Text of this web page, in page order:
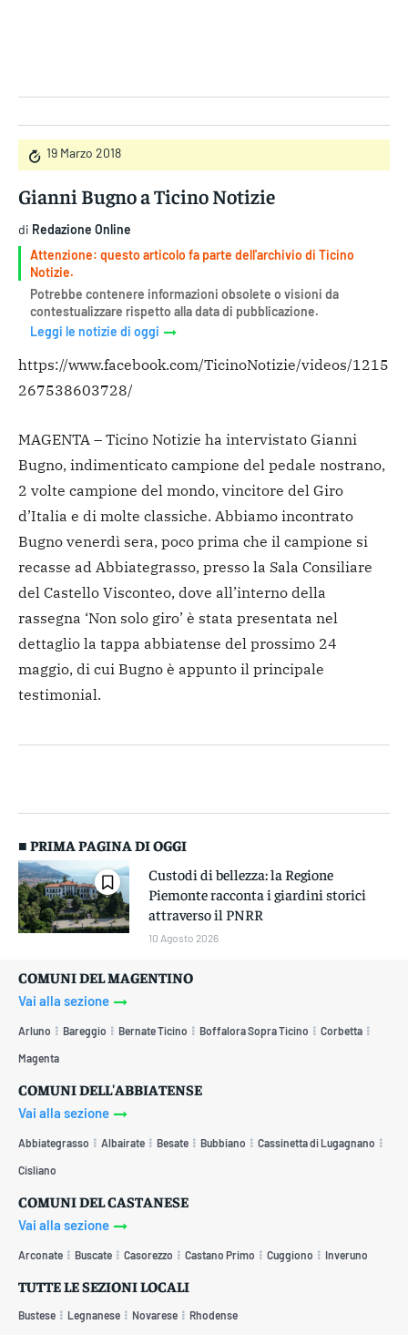
19 Marzo 2018
Gianni Bugno a Ticino Notizie
di Redazione Online
Attenzione: questo articolo fa parte dell'archivio di Ticino
Notizie.
Potrebbe contenere informazioni obsolete o visioni da
contestualizzare rispetto alla data di pubblicazione.
Leggi le notizie di oggi
https://www.facebook.com/TicinoNotizie/videos/1215
267538603728/
MAGENTA – Ticino Notizie ha intervistato Gianni
Bugno, indimenticato campione del pedale nostrano,
2 volte campione del mondo, vincitore del Giro
d’Italia e di molte classiche. Abbiamo incontrato
Bugno venerdì sera, poco prima che il campione si
recasse ad Abbiategrasso, presso la Sala Consiliare
del Castello Visconteo, dove all’interno della
rassegna ‘Non solo giro’ è stata presentata nel
dettaglio la tappa abbiatense del prossimo 24
maggio, di cui Bugno è appunto il principale
testimonial.
■ PRIMA PAGINA DI OGGI
Custodi di bellezza: la Regione
Piemonte racconta i giardini storici
attraverso il PNRR
10 Agosto 2026
COMUNI DEL MAGENTINO
Vai alla sezione
Arluno Bareggio Bernate Ticino Boffalora Sopra Ticino Corbetta
Magenta
COMUNI DELL'ABBIATENSE
Vai alla sezione
Abbiategrasso Albairate Besate Bubbiano Cassinetta di Lugagnano
Cisliano
COMUNI DEL CASTANESE
Vai alla sezione
Arconate Buscate Casorezzo Castano Primo Cuggiono Inveruno
TUTTE LE SEZIONI LOCALI
Bustese Legnanese Novarese Rhodense